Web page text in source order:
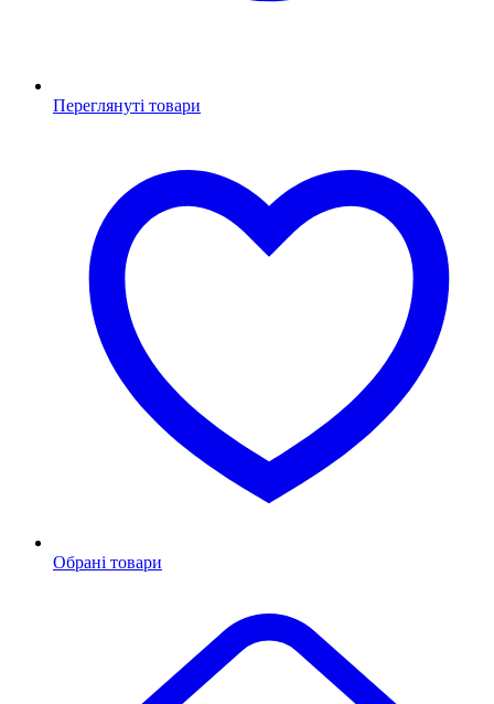
Переглянуті товари
Обрані товари